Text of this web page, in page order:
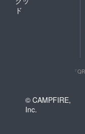
ド
「
© CAMPFIRE,
Inc.